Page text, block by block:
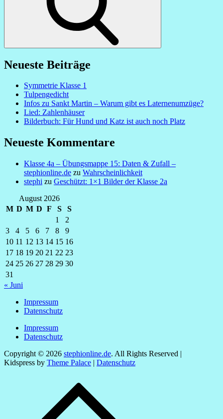
Neueste Beiträge
Symmetrie Klasse 1
Tulpengedicht
Infos zu Sankt Martin – Warum gibt es Laternenumzüge?
Lied: Zahlenhäuser
Bilderbuch: Für Hund und Katz ist auch noch Platz
Neueste Kommentare
Klasse 4a – Übungsmappe 15: Daten & Zufall –
stephionline.de zu Wahrscheinlichkeit
stephi zu Geschützt: 1×1 Bilder der Klasse 2a
August 2026
M D M D F S
S
1
2
3
4 5 6 7 8
9
10 11 12 13 14 15 16
17 18 19 20 21 22 23
24 25 26 27 28 29 30
31
« Juni
Impressum
Datenschutz
Impressum
Datenschutz
Copyright © 2026 stephionline.de. All Rights Reserved |
Kidspress by Theme Palace | Datenschutz